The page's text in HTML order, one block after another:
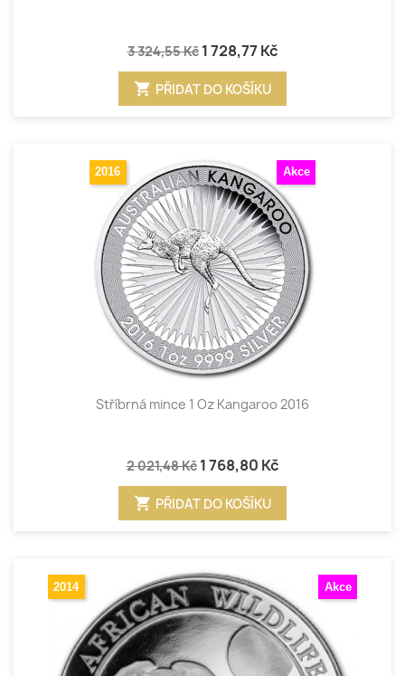
3 324,55 Kč 1 728,77 Kč
shopping_cart PŘIDAT DO KOŠÍKU
Akce
2016
Stříbrná mince 1 Oz Kangaroo 2016
2 021,48 Kč 1 768,80 Kč
shopping_cart PŘIDAT DO KOŠÍKU
Akce
2014